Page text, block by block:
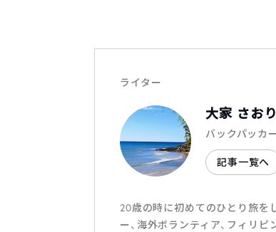
ライター
大家 さおり
バックパッカ
記事一覧へ
20歳の時に初めてのひとり旅を
ー、海外ボランティア、フィリ